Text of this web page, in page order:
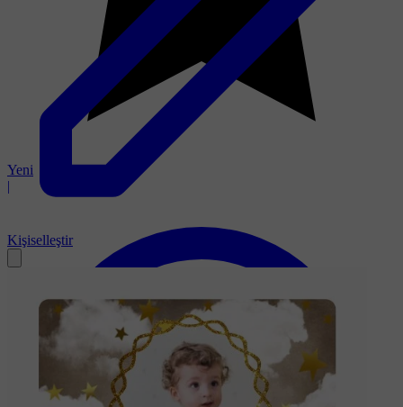
Yeni
|
Kişiselleştir